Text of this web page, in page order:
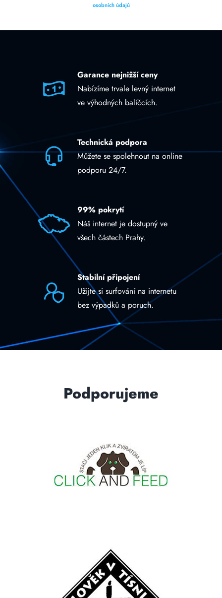
osobních údajů
Garance nejnižší ceny
Nabízíme trvale levný internet
ve výhodných balíčcích.
Technická podpora
Můžete se spolehnout na online
podporu 24/7.
99% pokrytí
Náš internet je dostupný ve
všech částech Prahy.
Stabilní připojení
Užijte si surfování na internetu
bez výpadků a poruch.
Podporujeme